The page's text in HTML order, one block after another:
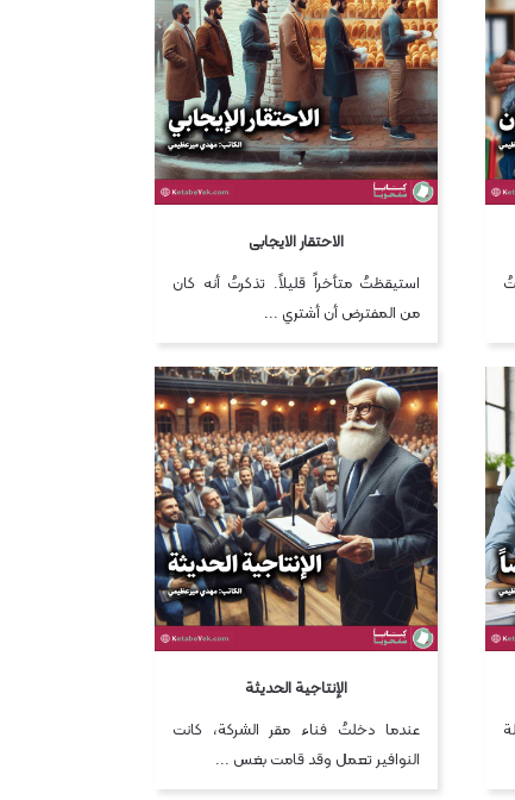
الاحتقار الايجابی
استيقظتُ متأخراً قليلاً. تذكرتُ أنه كان
من المفترض أن أشتري ...
الإنتاجية الحديثة
عندما دخلتُ فناء مقر الشركة، كانت
النوافير تعمل وقد قامت بغس ...